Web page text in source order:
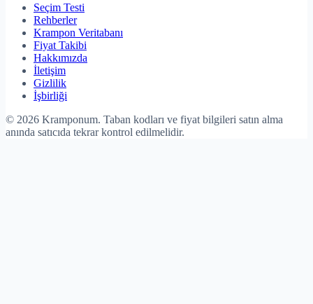
Seçim Testi
Rehberler
Krampon Veritabanı
Fiyat Takibi
Hakkımızda
İletişim
Gizlilik
İşbirliği
© 2026 Kramponum. Taban kodları ve fiyat bilgileri satın alma
anında satıcıda tekrar kontrol edilmelidir.